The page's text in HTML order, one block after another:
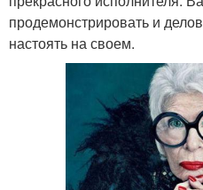
продемонстрировать и
настоять на своем.